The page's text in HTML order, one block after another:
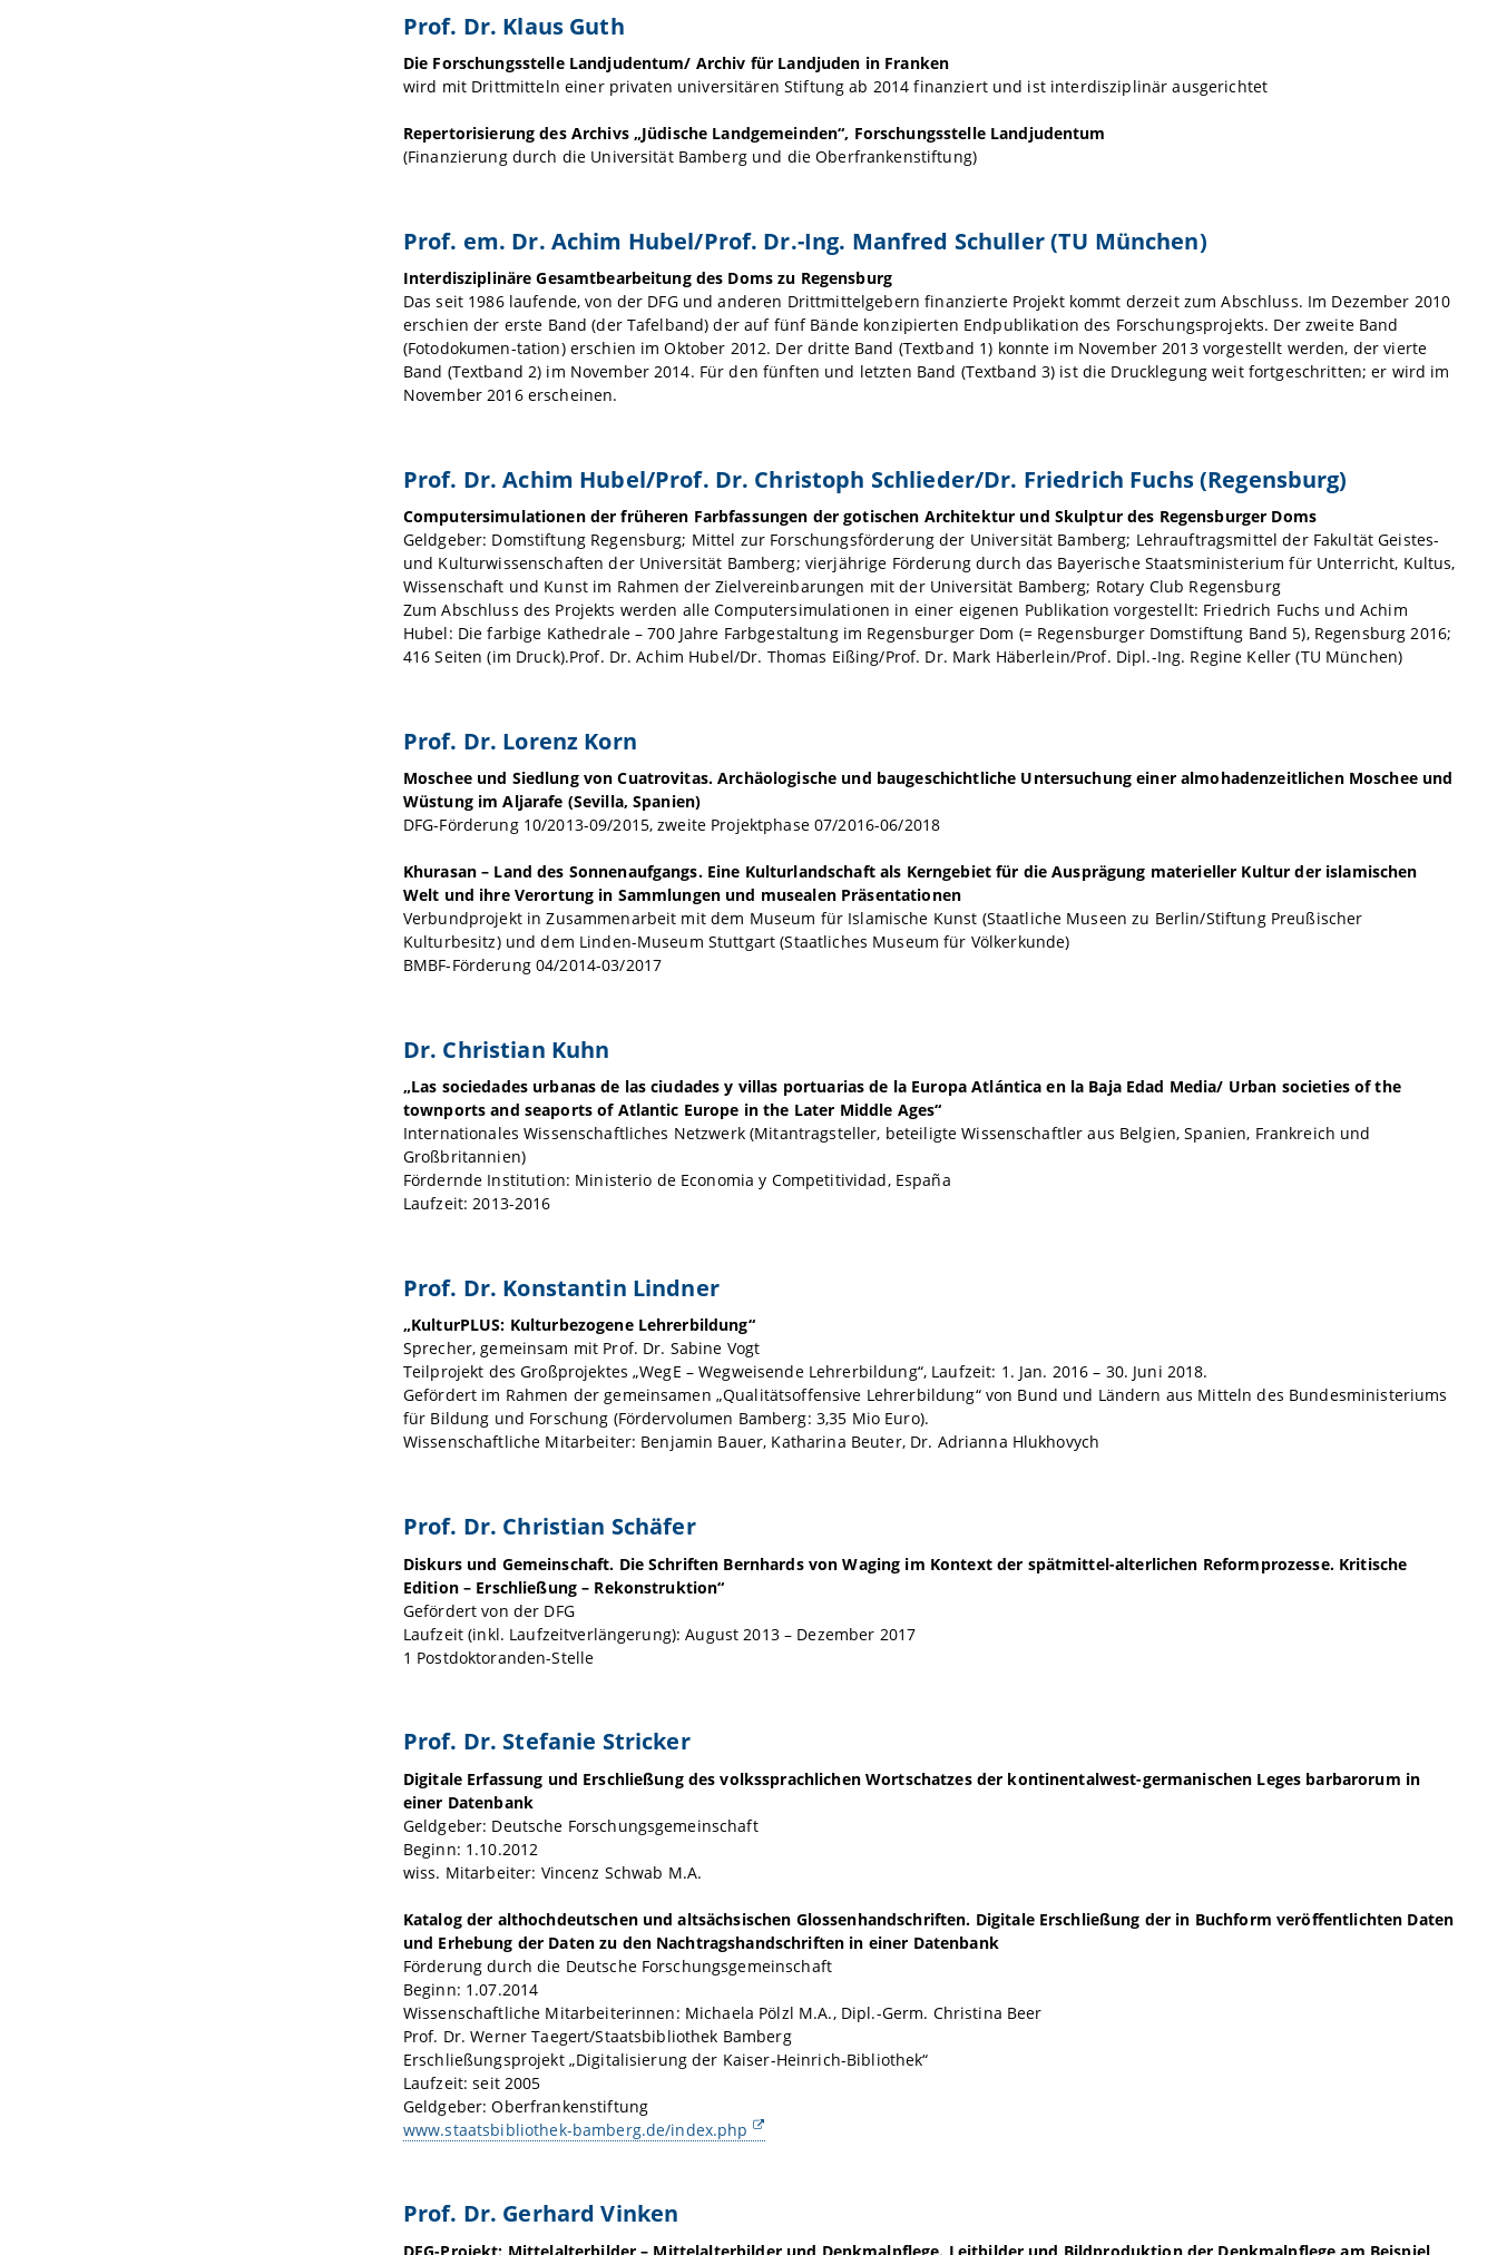
Prof. Dr. Klaus Guth
Die Forschungsstelle Landjudentum/ Archiv für Landjuden in Franken
wird mit Drittmitteln einer privaten universitären Stiftung ab 2014 finanziert und ist interdisziplinär ausgerichtet
Repertorisierung des Archivs „Jüdische Landgemeinden“, Forschungsstelle Landjudentum
(Finanzierung durch die Universität Bamberg und die Oberfrankenstiftung)
Prof. em. Dr. Achim Hubel/Prof. Dr.-Ing. Manfred Schuller (TU München)
Interdisziplinäre Gesamtbearbeitung des Doms zu Regensburg
Das seit 1986 laufende, von der DFG und anderen Drittmittelgebern finanzierte Projekt kommt derzeit zum Abschluss. Im Dezember 2010
erschien der erste Band (der Tafelband) der auf fünf Bände konzipierten Endpublikation des Forschungsprojekts. Der zweite Band
(Fotodokumen-tation) erschien im Oktober 2012. Der dritte Band (Textband 1) konnte im November 2013 vorgestellt werden, der vierte
Band (Textband 2) im November 2014. Für den fünften und letzten Band (Textband 3) ist die Drucklegung weit fortgeschritten; er wird im
November 2016 erscheinen.
Prof. Dr. Achim Hubel/Prof. Dr. Christoph Schlieder/Dr. Friedrich Fuchs (Regensburg)
Computersimulationen der früheren Farbfassungen der gotischen Architektur und Skulptur des Regensburger Doms
Geldgeber: Domstiftung Regensburg; Mittel zur Forschungsförderung der Universität Bamberg; Lehrauftragsmittel der Fakultät Geistes-
und Kulturwissenschaften der Universität Bamberg; vierjährige Förderung durch das Bayerische Staatsministerium für Unterricht, Kultus,
Wissenschaft und Kunst im Rahmen der Zielvereinbarungen mit der Universität Bamberg; Rotary Club Regensburg
Zum Abschluss des Projekts werden alle Computersimulationen in einer eigenen Publikation vorgestellt: Friedrich Fuchs und Achim
Hubel: Die farbige Kathedrale – 700 Jahre Farbgestaltung im Regensburger Dom (= Regensburger Domstiftung Band 5), Regensburg 2016;
416 Seiten (im Druck).Prof. Dr. Achim Hubel/Dr. Thomas Eißing/Prof. Dr. Mark Häberlein/Prof. Dipl.-Ing. Regine Keller (TU München)
Prof. Dr. Lorenz Korn
Moschee und Siedlung von Cuatrovitas. Archäologische und baugeschichtliche Untersuchung einer almohadenzeitlichen Moschee und
Wüstung im Aljarafe (Sevilla, Spanien)
DFG-Förderung 10/2013-09/2015, zweite Projektphase 07/2016-06/2018
Khurasan – Land des Sonnenaufgangs. Eine Kulturlandschaft als Kerngebiet für die Ausprägung materieller Kultur der islamischen
Welt und ihre Verortung in Sammlungen und musealen Präsentationen
Verbundprojekt in Zusammenarbeit mit dem Museum für Islamische Kunst (Staatliche Museen zu Berlin/Stiftung Preußischer
Kulturbesitz) und dem Linden-Museum Stuttgart (Staatliches Museum für Völkerkunde)
BMBF-Förderung 04/2014-03/2017
Dr. Christian Kuhn
„Las sociedades urbanas de las ciudades y villas portuarias de la Europa Atlántica en la Baja Edad Media/ Urban societies of the
townports and seaports of Atlantic Europe in the Later Middle Ages“
Internationales Wissenschaftliches Netzwerk (Mitantragsteller, beteiligte Wissenschaftler aus Belgien, Spanien, Frankreich und
Großbritannien)
Fördernde Institution: Ministerio de Economia y Competitividad, España
Laufzeit: 2013-2016
Prof. Dr. Konstantin Lindner
„KulturPLUS: Kulturbezogene Lehrerbildung“
Sprecher, gemeinsam mit Prof. Dr. Sabine Vogt
Teilprojekt des Großprojektes „WegE – Wegweisende Lehrerbildung“, Laufzeit: 1. Jan. 2016 – 30. Juni 2018.
Gefördert im Rahmen der gemeinsamen „Qualitätsoffensive Lehrerbildung“ von Bund und Ländern aus Mitteln des Bundesministeriums
für Bildung und Forschung (Fördervolumen Bamberg: 3,35 Mio Euro).
Wissenschaftliche Mitarbeiter: Benjamin Bauer, Katharina Beuter, Dr. Adrianna Hlukhovych
Prof. Dr. Christian Schäfer
Diskurs und Gemeinschaft. Die Schriften Bernhards von Waging im Kontext der spätmittel-alterlichen Reformprozesse. Kritische
Edition – Erschließung – Rekonstruktion“
Gefördert von der DFG
Laufzeit (inkl. Laufzeitverlängerung): August 2013 – Dezember 2017
1 Postdoktoranden-Stelle
Prof. Dr. Stefanie Stricker
Digitale Erfassung und Erschließung des volkssprachlichen Wortschatzes der kontinentalwest-germanischen Leges barbarorum in
einer Datenbank
Geldgeber: Deutsche Forschungsgemeinschaft
Beginn: 1.10.2012
wiss. Mitarbeiter: Vincenz Schwab M.A.
Katalog der althochdeutschen und altsächsischen Glossenhandschriften. Digitale Erschließung der in Buchform veröffentlichten Daten
und Erhebung der Daten zu den Nachtragshandschriften in einer Datenbank
Förderung durch die Deutsche Forschungsgemeinschaft
Beginn: 1.07.2014
Wissenschaftliche Mitarbeiterinnen: Michaela Pölzl M.A., Dipl.-Germ. Christina Beer
Prof. Dr. Werner Taegert/Staatsbibliothek Bamberg
Erschließungsprojekt „Digitalisierung der Kaiser-Heinrich-Bibliothek“
Laufzeit: seit 2005
Geldgeber: Oberfrankenstiftung
www.staatsbibliothek-bamberg.de/index.php
Prof. Dr. Gerhard Vinken
DFG-Projekt: Mittelalterbilder – Mittelalterbilder und Denkmalpflege. Leitbilder und Bildproduktion der Denkmalpflege am Beispiel